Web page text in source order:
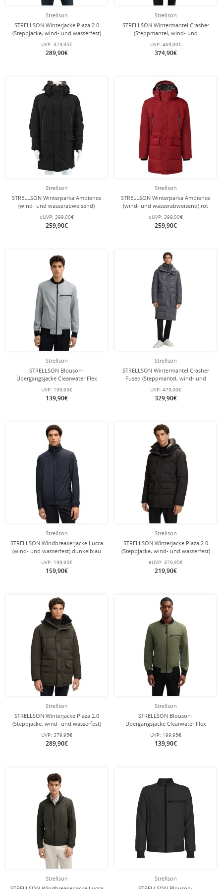
Strellson
STRELLSON Winterjacke Plaza 2.0
(Steppjacke, wind- und wasserfest)
dunkelblau Herren
UVP: 379,95€
289,90€
Strellson
STRELLSON Wintermantel Crasher
(Steppmantel, wind- und
wasserabweisend) schwarz Herren
UVP: 469,00€
374,90€
Strellson
STRELLSON Winterparka Ambience
(wind- und wasserabweisend)
schwarz Herren
eUVP: 399,00€
259,90€
Strellson
STRELLSON Winterparka Ambience
(wind- und wasserabweisend) rot
Herren
eUVP: 399,00€
259,90€
Strellson
STRELLSON Blouson-
Übergangsjacke Clearwater Flex
(wind- und wasserfest) silbergrau
Herren
UVP: 199,95€
139,90€
Strellson
STRELLSON Wintermantel Crasher
Fused (Steppmantel, wind- und
wasserabweisend) grau Herren
UVP: 479,00€
329,90€
Strellson
STRELLSON Windbreakerjacke Lucca
(wind- und wasserfest) dunkelblau
Herren
UVP: 199,95€
159,90€
Strellson
STRELLSON Winterjacke Plaza 2.0
(Steppjacke, wind- und wasserfest)
schwarz Herren
eUVP: 379,95€
219,90€
Strellson
STRELLSON Winterjacke Plaza 2.0
(Steppjacke, wind- und wasserfest)
olivegrün Herren
UVP: 379,95€
289,90€
Strellson
STRELLSON Blouson-
Übergangsjacke Clearwater Flex
(wind- und wasserfest) grün Herren
UVP: 199,95€
139,90€
Strellson
Strellson